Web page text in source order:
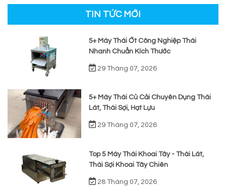
TIN TỨC MỚI
5+ Máy Thái Ớt Công Nghiệp Thái
Nhanh Chuẩn Kích Thước
29 Tháng 07, 2026
5+ Máy Thái Củ Cải Chuyên Dụng Thái
Lát, Thái Sợi, Hạt Lựu
29 Tháng 07, 2026
Top 5 Máy Thái Khoai Tây - Thái Lát,
Thái Sợi Khoai Tây Chiên
28 Tháng 07, 2026